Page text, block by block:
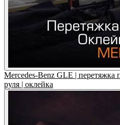
Mercedes-Benz GLE |
руля | оклейка